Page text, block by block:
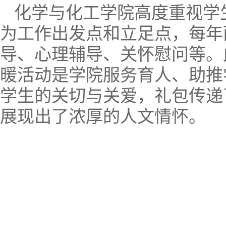
化学与化工学院高度重视
为工作出发点和立足点，每
导、心理辅导、关怀慰问等
暖活动是学院服务育人、助
学生的关切与关爱，礼包传
展现出了浓厚的人文情怀。